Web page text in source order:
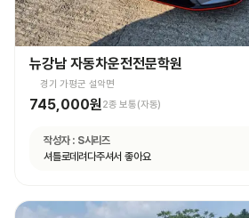
뉴강남 자동차운전전문학원
경기 가평군 설악면
745,000원2종 보통(자동)
작성자 : S시리즈
셔틀로데려다주셔서 좋아요